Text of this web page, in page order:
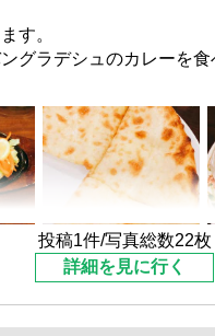
す。
グラデシュのカレーを食
も通って知っていたの
ラデシュっぽいTシャツ
投稿1件/写真総数22枚
詳細を見に行く